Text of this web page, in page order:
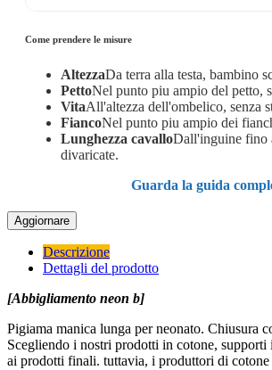
Come prendere le misure
AltezzaDa terra alla testa, bambino
PettoNel punto piu ampio del petto,
VitaAll'altezza dell'ombelico, senza
FiancoNel punto piu ampio dei
Lunghezza cavalloDall'inguine fino
divaricate.
Guarda la guida
Descrizione
Dettagli del prodotto
[Abbigliamento neon b]
Pigiama manica lunga per neonato. Chiusura
Scegliendo i nostri prodotti in cotone,
ai prodotti finali. tuttavia, i produttori di